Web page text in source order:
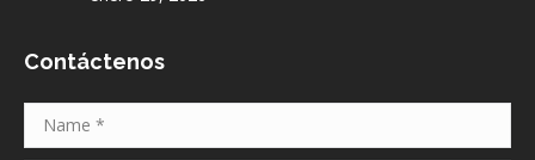
Contáctenos
Name *